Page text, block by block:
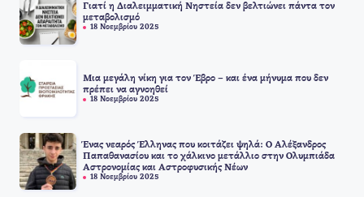
Γιατί η Διαλειμματική Νηστεία δεν βελτιώνει πάντα τον
μεταβολισμό
18 Νοεμβρίου 2025
Μια μεγάλη νίκη για τον Έβρο – και ένα μήνυμα που δεν
πρέπει να αγνοηθεί
18 Νοεμβρίου 2025
Ένας νεαρός Έλληνας που κοιτάζει ψηλά: Ο Αλέξανδρος
Παπαθανασίου και το χάλκινο μετάλλιο στην Ολυμπιάδα
Αστρονομίας και Αστροφυσικής Νέων
18 Νοεμβρίου 2025